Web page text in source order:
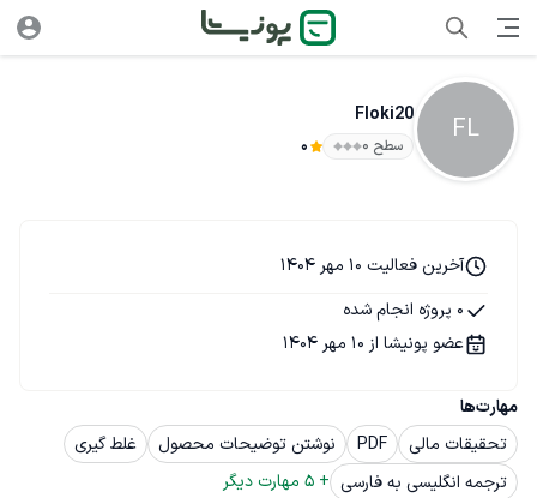
FL
Floki20
سطح ۰ 0
مهارت‌ها
تحقیقات مالی
PDF نوشتن توضیحات محصول
غلط گیری
ترجمه انگلیسی به فارسی +
5 مهارت دیگر
آخرین فعالیت 10 مهر 1404
0 پروژه انجام شده
عضو پونیشا از 10 مهر 1404